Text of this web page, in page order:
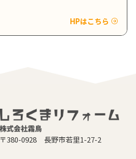
HPはこちら
〒380-0928 長野市若里1-27-2